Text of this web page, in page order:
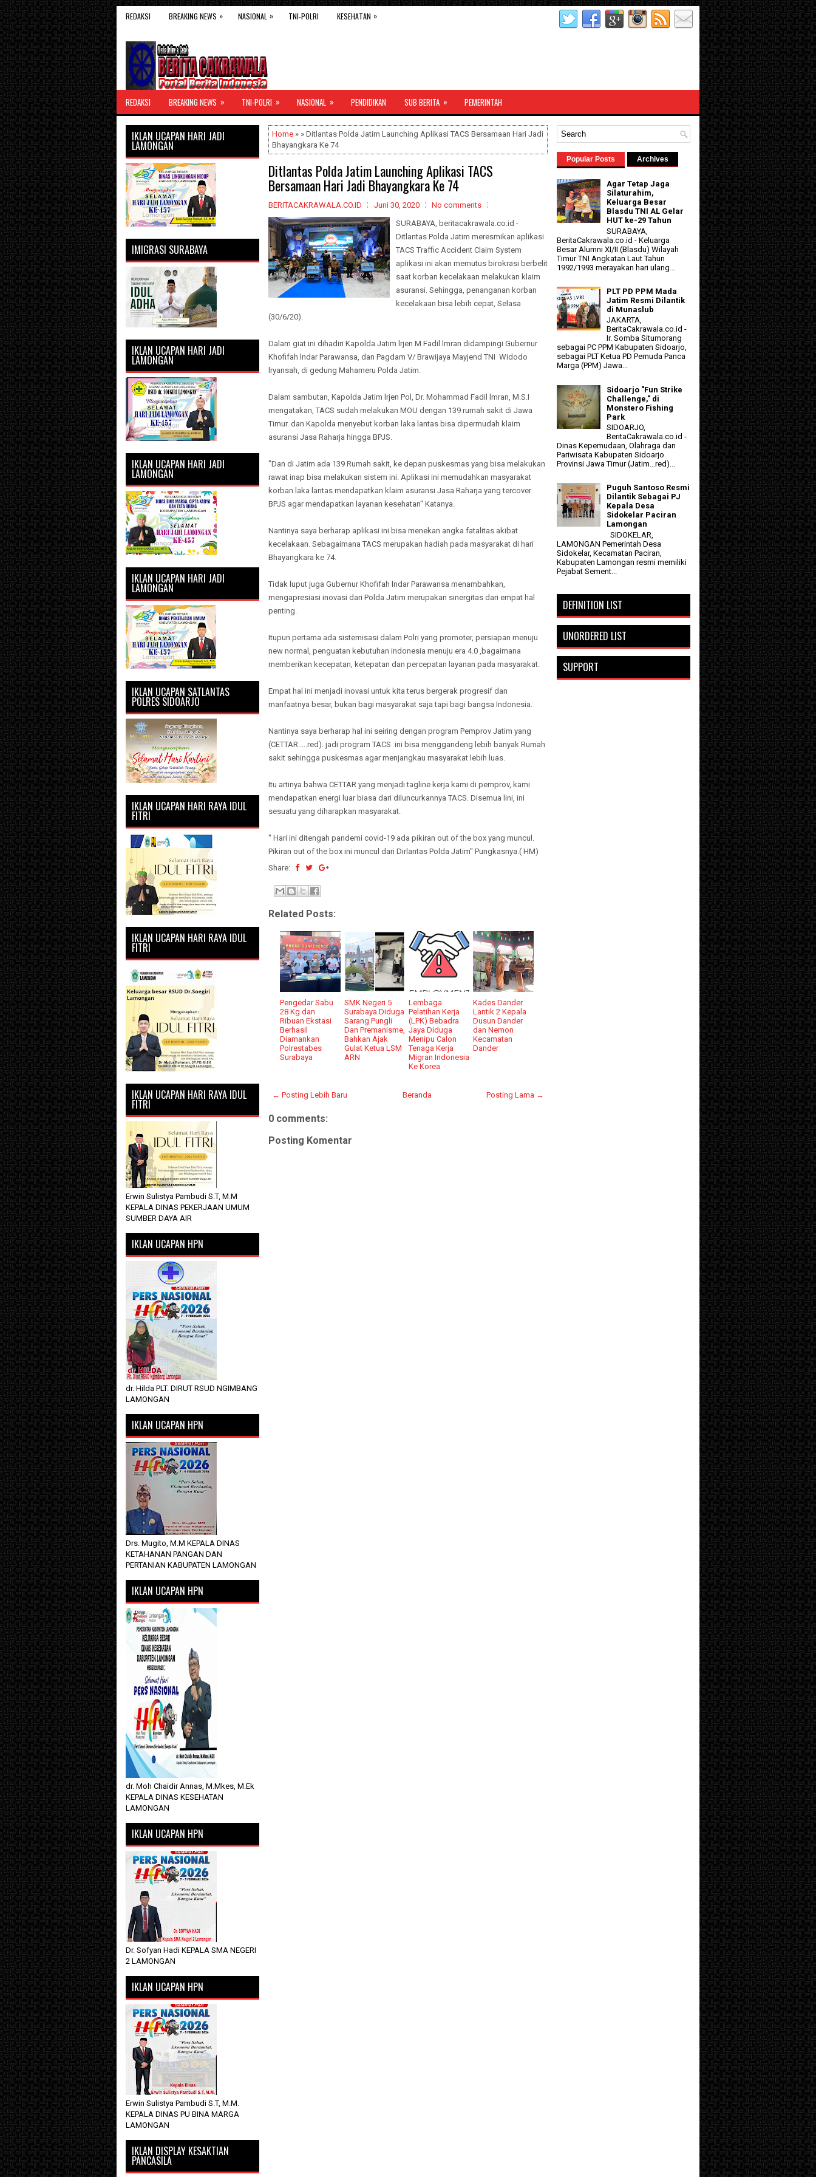
REDAKSI BREAKING NEWS » NASIONAL » TNI-POLRI KESEHATAN »
REDAKSI BREAKING NEWS » TNI-POLRI » NASIONAL » PENDIDIKAN SUB BERITA » PEMERINTAH
Home » » Ditlantas Polda Jatim Launching Aplikasi TACS Bersamaan Hari Jadi
Bhayangkara Ke 74
Ditlantas Polda Jatim Launching Aplikasi TACS
Bersamaan Hari Jadi Bhayangkara Ke 74
BERITACAKRAWALA.CO.ID Juni 30, 2020
No comments
SURABAYA, beritacakrawala.co.id -
Ditlantas Polda Jatim meresmikan aplikasi
TACS Traffic Accident Claim System
aplikasi ini akan memutus birokrasi berbelit
saat korban kecelakaan melakukan klaim
asuransi. Sehingga, penanganan korban
kecelakaan bisa lebih cepat, Selasa
(30/6/20).
Dalam giat ini dihadiri Kapolda Jatim lrjen M Fadil lmran didampingi Gubernur
Khofifah lndar Parawansa, dan Pagdam V/ Brawijaya Mayjend TNI Widodo
lryansah, di gedung Mahameru Polda Jatim.
Dalam sambutan, Kapolda Jatim lrjen Pol, Dr. Mohammad Fadil lmran, M.S.I
mengatakan, TACS sudah melakukan MOU dengan 139 rumah sakit di Jawa
Timur. dan Kapolda menyebut korban laka lantas bisa dipermudah klaim
asuransi Jasa Raharja hingga BPJS.
"Dan di Jatim ada 139 Rumah sakit, ke depan puskesmas yang bisa melakukan
rawat inap bisa melakukan sistem ini. Aplikasi ini memudahkan masyarakat
korban laka lantas mendapatkan klaim asuransi Jasa Raharja yang tercover
BPJS agar mendapatkan layanan kesehatan" Katanya.
Nantinya saya berharap aplikasi ini bisa menekan angka fatalitas akibat
kecelakaan. Sebagaimana TACS merupakan hadiah pada masyarakat di hari
Bhayangkara ke 74.
Tidak luput juga Gubernur Khofifah lndar Parawansa menambahkan,
mengapresiasi inovasi dari Polda Jatim merupakan sinergitas dari empat hal
penting.
Itupun pertama ada sistemisasi dalam Polri yang promoter, persiapan menuju
new normal, penguatan kebutuhan indonesia menuju era 4.0 ,bagaimana
memberikan kecepatan, ketepatan dan percepatan layanan pada masyarakat.
Empat hal ini menjadi inovasi untuk kita terus bergerak progresif dan
manfaatnya besar, bukan bagi masyarakat saja tapi bagi bangsa Indonesia.
Nantinya saya berharap hal ini seiring dengan program Pemprov Jatim yang
(CETTAR.....red). jadi program TACS ini bisa menggandeng lebih banyak Rumah
sakit sehingga puskesmas agar menjangkau masyarakat lebih luas.
Itu artinya bahwa CETTAR yang menjadi tagline kerja kami di pemprov, kami
mendapatkan energi luar biasa dari diluncurkannya TACS. Disemua lini, ini
sesuatu yang diharapkan masyarakat.
" Hari ini ditengah pandemi covid-19 ada pikiran out of the box yang muncul.
Pikiran out of the box ini muncul dari Dirlantas Polda Jatim" Pungkasnya.( HM)
Share:
Related Posts:
Pengedar Sabu
28 Kg dan
Ribuan Ekstasi
Berhasil
Diamankan
Polrestabes
Surabaya
SMK Negeri 5
Surabaya Diduga
Sarang Pungli
Dan Premanisme,
Bahkan Ajak
Gulat Ketua LSM
ARN
Lembaga
Pelatihan Kerja
(LPK) Bebadra
Jaya Diduga
Menipu Calon
Tenaga Kerja
Migran Indonesia
Ke Korea
Kades Dander
Lantik 2 Kepala
Dusun Dander
dan Nemon
Kecamatan
Dander
← Posting Lebih Baru Posting Lama →
Beranda
0 comments:
Posting Komentar
IKLAN UCAPAN HARI JADI
LAMONGAN
IMIGRASI SURABAYA
IKLAN UCAPAN HARI JADI
LAMONGAN
IKLAN UCAPAN HARI JADI
LAMONGAN
IKLAN UCAPAN HARI JADI
LAMONGAN
IKLAN UCAPAN SATLANTAS
POLRES SIDOARJO
IKLAN UCAPAN HARI RAYA IDUL
FITRI
IKLAN UCAPAN HARI RAYA IDUL
FITRI
IKLAN UCAPAN HARI RAYA IDUL
FITRI
Erwin Sulistya Pambudi S.T, M.M
KEPALA DINAS PEKERJAAN UMUM
SUMBER DAYA AIR
IKLAN UCAPAN HPN
dr. Hilda PLT. DIRUT RSUD NGIMBANG
LAMONGAN
IKLAN UCAPAN HPN
Drs. Mugito, M.M KEPALA DINAS
KETAHANAN PANGAN DAN
PERTANIAN KABUPATEN LAMONGAN
IKLAN UCAPAN HPN
dr. Moh Chaidir Annas, M.Mkes, M.Ek
KEPALA DINAS KESEHATAN
LAMONGAN
IKLAN UCAPAN HPN
Dr. Sofyan Hadi KEPALA SMA NEGERI
2 LAMONGAN
IKLAN UCAPAN HPN
Erwin Sulistya Pambudi S.T, M.M.
KEPALA DINAS PU BINA MARGA
LAMONGAN
IKLAN DISPLAY KESAKTIAN
PANCASILA
Popular Posts Archives
Agar Tetap Jaga
Silaturahim,
Keluarga Besar
Blasdu TNI AL Gelar
HUT ke-29 Tahun
SURABAYA,
BeritaCakrawala.co.id - Keluarga
Besar Alumni XI/II (Blasdu) Wilayah
Timur TNI Angkatan Laut Tahun
1992/1993 merayakan hari ulang...
PLT PD PPM Mada
Jatim Resmi Dilantik
di Munaslub
JAKARTA,
BeritaCakrawala.co.id -
Ir. Somba Situmorang
sebagai PC PPM Kabupaten Sidoarjo,
sebagai PLT Ketua PD Pemuda Panca
Marga (PPM) Jawa...
Sidoarjo "Fun Strike
Challenge," di
Monstero Fishing
Park
SIDOARJO,
BeritaCakrawala.co.id -
Dinas Kepemudaan, Olahraga dan
Pariwisata Kabupaten Sidoarjo
Provinsi Jawa Timur (Jatim...red)...
Puguh Santoso Resmi
Dilantik Sebagai PJ
Kepala Desa
Sidokelar Paciran
Lamongan
SIDOKELAR,
LAMONGAN Pemerintah Desa
Sidokelar, Kecamatan Paciran,
Kabupaten Lamongan resmi memiliki
Pejabat Sement...
DEFINITION LIST
UNORDERED LIST
SUPPORT